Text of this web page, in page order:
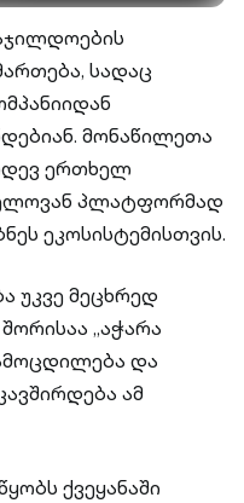
სადაც
მონაწილეთა
ერთხელ
პლატფორმად
ეკოსისტემისთვის.
უკვე მეცხრედ
„აჭარა
და
ამ
ქვეყანაში